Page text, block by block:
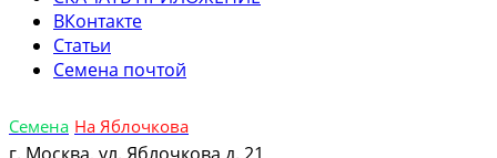
ВКонтакте
Статьи
Семена почтой
Семена На Яблочкова